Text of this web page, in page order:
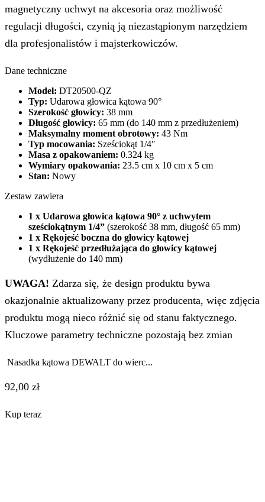
magnetyczny uchwyt na akcesoria oraz możliwość
regulacji długości, czynią ją niezastąpionym narzędziem
dla profesjonalistów i majsterkowiczów.
Dane techniczne
Model: DT20500-QZ
Typ: Udarowa głowica kątowa 90°
Szerokość głowicy: 38 mm
Długość głowicy: 65 mm (do 140 mm z przedłużeniem)
Maksymalny moment obrotowy: 43 Nm
Typ mocowania: Sześciokąt 1/4″
Masa z opakowaniem: 0.324 kg
Wymiary opakowania: 23.5 cm x 10 cm x 5 cm
Stan: Nowy
Zestaw zawiera
1 x Udarowa głowica kątowa 90° z uchwytem
sześciokątnym 1/4” (szerokość 38 mm, długość 65 mm)
1 x Rękojeść boczna do głowicy kątowej
1 x Rękojeść przedłużająca do głowicy kątowej
(wydłużenie do 140 mm)
UWAGA! Zdarza się, że design produktu bywa
okazjonalnie aktualizowany przez producenta, więc zdjęcia
produktu mogą nieco różnić się od stanu faktycznego.
Kluczowe parametry techniczne pozostają bez zmian
Nasadka kątowa DEWALT do wierc...
92,00 zł
Kup teraz